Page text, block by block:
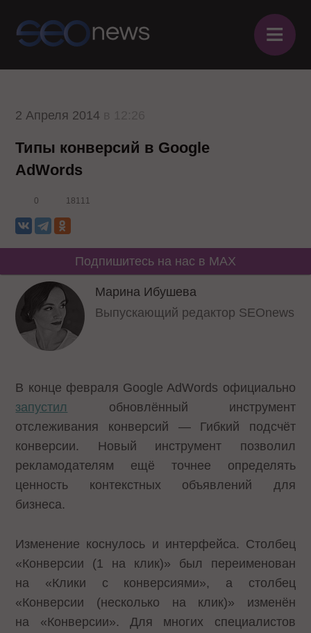
≡
2 Апреля 2014
Типы конверсий в Google
AdWords
0 18111
Подпишитесь на нас в MAX
Марина Ибушева
Выпускающий редактор SEOnews
В конце февраля Google AdWords официально
запустил
обновлённый инструмент
отслеживания конверсий — Гибкий подсчёт
конверсии. Новый инструмент позволил
рекламодателям ещё точнее определять
ценность контекстных объявлений для
бизнеса.
Изменение коснулось и интерфейса. Столбец
«Конверсии (1 на клик)» был переименован
на «Клики с конверсиями», а столбец
«Конверсии (несколько на клик)» изменён
на «Конверсии». Для многих специалистов